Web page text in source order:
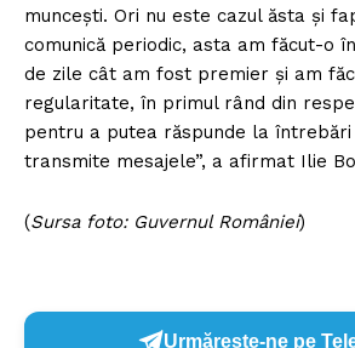
muncești. Ori nu este cazul ăsta și
comunică periodic, asta am făcut-o
de zile cât am fost premier și am
regularitate, în primul rând din
pentru a putea răspunde la
transmite mesajele”, a afirmat Ilie
(Sursa foto: Guvernul României)
Urmărește-ne pe